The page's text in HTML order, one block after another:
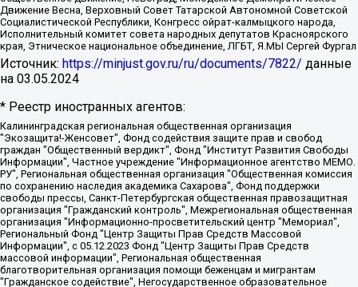
Движение Весна, Верховный Совет Татарской Автономной Советской
Социалистической Республики, Конгресс ойрат-калмыцкого народа,
Исполнительный комитет совета народных депутатов Красноярского
края, Этническое национальное объединение, ЛГБТ, Я.МЫ Сергей Фургал
Источник: https://minjust.gov.ru/ru/documents/7822/ данные
на 03.05.2024
* Реестр иностранных агентов:
Калининградская региональная общественная организация "Экозащита!-Женсовет", Фонд содействия защите прав и свобод граждан "Общественный вердикт", Фонд "Институт Развития Свободы Информации", Частное учреждение "Информационное агентство МЕМО. РУ", Региональная общественная организация "Общественная комиссия по сохранению наследия академика Сахарова", Фонд поддержки свободы прессы, Санкт-Петербургская общественная правозащитная организация "Гражданский контроль", Межрегиональная общественная организация "Информационно-просветительский центр "Мемориал", Региональный Фонд "Центр Защиты Прав Средств Массовой Информации", с 05.12.2023 Фонд "Центр Защиты Прав Средств массовой информации", Региональная общественная благотворительная организация помощи беженцам и мигрантам "Гражданское содействие", Негосударственное образовательное учреждение дополнительного профессионального образования (повышение квалификации) специалистов "АКАДЕМИЯ ПО ПРАВАМ ЧЕЛОВЕКА", Свердловская региональная общественная организация "Сутяжник", Автономная некоммерческая организация "Центр независимых социологических исследований", Союз общественных объединений "Российский исследовательский центр по правам человека", Региональное общественное учреждение научно-информационный центр "МЕМОРИАЛ", Некоммерческая организация "Фонд защиты гласности", Автономная некоммерческая организация "Институт прав человека", Городская общественная организация "Екатеринбургское общество "МЕМОРИАЛ", Городская общественная организация "Рязанское историко-просветительское и правозащитное общество "Мемориал" (Рязанский Мемориал), Челябинский региональный орган общественной самодеятельности – женское общественное объединение "Женщины Евразии", Челябинский региональный орган общественной самодеятельности "Уральская правозащитная группа", Фонд содействия защите здоровья и социальной справедливости имени Андрея Рылькова, Автономная Некоммерческая Организация "Аналитический Центр Юрия Левады", Автономная некоммерческая организация социальной поддержки населения "Проект Апрель", Региональная общественная организация помощи женщинам и детям, находящимся в кризисной ситуации "Информационно-методический центр "Анна", Фонд содействия развитию массовых коммуникаций и правовому просвещению "Так-так-Так", Фонд содействия устойчивому развитию "Серебряная тайга", Свердловский региональный общественный фонд социальных проектов "Новое время", "Idel.Реалии", Кавказ.Реалии, Крым.Реалии, Телеканал Настоящее Время, Татаро-башкирская служба Радио Свобода (Azatliq Radiosi), Радио Свободная Европа/Радио Свобода (PCE/PC), "Сибирь.Реалии", "Фактограф", Благотворительный фонд помощи осужденным и их семьям, Автономная некоммерческая организация "Институт глобализации и социальных движений", Фонд "В защиту прав заключенных", Частное учреждение "Центр поддержки и содействия развитию средств массовой информации", Пензенский региональный общественный благотворительный фонд "Гражданский союз", "Север.Реалии", Некоммерческая организация Фонд "Правовая инициатива", Общество с ограниченной ответственностью "Радио Свободная Европа/Радио Свобода", Чешское информационное агентство "MEDIUM-ORIENT", Красноярская региональная общественная организация "Мы против СПИДа", Камалягин Денис Николаевич, Маркелов Сергей Евгеньевич, Пономарев Лев Александрович, Савицкая Людмила Алексеевна, Автономная некоммерческая организация "Центр по работе с проблемой насилия "НАСИЛИЮ.НЕТ", Межрегиональный профессиональный союз работников здравоохранения "Альянс врачей", Юридическое лицо, зарегистрированное в Латвийской Республике, SIA "Medusa Project" (регистрационный номер 40103797863, дата регистрации 10.06.2014), Некоммерческая организация "Фонд по борьбе с коррупцией", Автономная некоммерческая организация "Институт права и публичной политики", Баданин Роман Сергеевич, Гликин Максим Александрович, Железнова Мария Михайловна, Лукьянова Юлия Сергеевна, Маетная Елизавета Витальевна, Маняхин Петр Борисович, Чуракова Ольга Владимировна, Ярош Юлия Петровна, Юридическое лицо "The Insider SIA", зарегистрированное в Риге, Латвийская Республика (дата регистрации 26.06.2015), являющееся администратором доменного имени интернет-издания "The Insider SIA", https://theins.ru, Постернак Алексей Евгеньевич, Рубин Михаил Аркадьевич, Анин Роман Александрович, Юридическое лицо Istories fonds, зарегистрированное в Латвийской Республике (регистрационный номер 50008295751, дата регистрации 24.02.2020), Великовский Дмитрий Александрович, Долинина Ирина Николаевна, Мароховская Алеся Алексеевна, Шлейнов Роман Юрьевич, Шмагун Олеся Валентиновна, Общество с ограниченной ответственностью "Альтаир 2021", Общество с ограниченной ответственностью "Вега 2021", Общество с ограниченной ответственностью "Главный редактор 2021", Общество с ограниченной ответственностью "Ромашки монолит", Важенков Артем Валерьевич, Ивановская областная общественная организация "Центр гендерных исследований", Гурман Юрий Альбертович, Медиапроект "ОВД-Инфо", Егоров Владимир Владимирович, Жилинский Владимир Александрович, Общество с ограниченной ответственностью "ЗП", Иванова София Юрьевна, Карезина Инна Павловна, Кильтау Екатерина Викторовна, Петров Алексей Викторович, Пискунов Сергей Евгеньевич, Смирнов Сергей Сергеевич, Тихонов Михаил Сергеевич, Общество с ограниченной ответственностью "ЖУРНАЛИСТ-ИНОСТРАННЫЙ АГЕНТ", Арапова Галина Юрьевна, Вольтская Татьяна Анатольевна, Американская компания "Mason G.E.S. Anonymous Foundation" (США), являющаяся владельцем интернет-издания https://mnews.world/, Компания "Stichting Bellingcat", зарегистрированная в Нидерландах (дата регистрации 11.07.2018), Захаров Андрей Вячеславович, Клепиковская Екатерина Дмитриевна, Общество с ограниченной ответственностью "МЕМО", Перл Роман Александрович, Симонов Евгений Алексеевич, Соловьева Елена Анатольевна, Сотников Даниил Владимирович, Сурначева Елизавета Дмитриевна, Автономная некоммерческая организация по защите прав человека и информированию населения "Якутия – Наше Мнение", Общество с ограниченной ответственностью "Москоу диджитал медиа", с 26.01.2023 Общество с ограниченной ответственностью "Чайка Белые сады", Ветошкина Валерия Валерьевна, Заговора Максим Александрович, Межрегиональное общественное движение "Российская ЛГБТ - сеть", Оленичев Максим Владимирович, Павлов Иван Юрьевич, Скворцова Елена Сергеевна, Общество с ограниченной ответственностью "Как бы инагент", Кочетков Игорь Викторович, Общество с ограниченной ответственностью "Честные выборы", Еланчик Олег Александрович, Общество с ограниченной ответственностью "Нобелевский призыв", Гималова Регина Эмилевна, Григорьев Андрей Валерьевич, Григорьева Алина Александровна, Ассоциация по содействию защите прав призывников, альтернативнослужащих и военнослужащих "Правозащитная группа "Гражданин.Армия.Право", Хисамова Регина Фаритовна, Автономная некоммерческая организация по реализации социально-правовых программ "Лилит", Дальневосточное общественное движение "Маяк", Санкт-Петербургская ЛГБТ-инициативная группа "Выход", Инициативная группа ЛГБТ+ "Реверс", Алексеев Андрей Викторович, Бекбулатова Таисия Львовна, Беляев Иван Михайлович, Владыкина Елена Сергеевна, Гельман Марат Александрович, Никульшина Вероника Юрьевна, Толоконникова Надежда Андреевна, Шендерович Виктор Анатольевич, Общество с ограниченной ответственностью "Данное сообщение", Общество с ограниченной ответственностью Издательский дом "Новая глава", Айнбиндер Александра Александровна, Московский комьюнити-центр для ЛГБТ+инициатив, Благотворительный фонд развития филантропии, Deutsche Welle (Германия, Kurt-Schumacher-Strasse 3, 53113 Bonn), Борзунова Мария Михайловна, Воробьев Виктор Викторович, Голубева Анна Львовна, Константинова Алла Михайловна, Малкова Ирина Владимировна, Мурадов Мурад Абдулгалимович, Осетинская Елизавета Николаевна, Понасенков Евгений Николаевич, Ганапольский Матвей Юрьевич, Киселев Евгений Алексеевич, Борухович Ирина Григорьевна, Дремин Иван Тимофеевич, Дубровский Дмитрий Викторович, Красноярская региональная общественная организация поддержки и развития альтернативных образовательных технологий и межкультурных коммуникаций "ИНТЕРРА", Маяковская Екатерина Алексеевна, Фейгин Марк Захарович, Филимонов Андрей Викторович, Дзугкоева Регина Николаевна, Доброхотов Роман Александрович, Дудь Юрий Александрович, Елкин Сергей Владимирович, Кругликов Кирилл Игоревич, Сабунаева Мария Леонидовна, Семенов Алексей Владимирович, Шаинян Карен Багратович, Шульман Екатерина Михайловна, Асафьев Артур Валерьевич, Вахштайн Виктор Семенович, Венедиктов Алексей Алексеевич, Лушникова Екатерина Евгеньевна, Волков Леонид Михайлович, Невзоров Александр Глебович, Пархоменко Сергей Борисович, Сироткин Ярослав Николаевич, Кара-Мурза Владимир Владимирович, Баранова Наталья Владимировна, Гозман Леонид Яковлевич, Кагарлицкий Борис Юльевич, Климарев Михаил Валерьевич, Милов Владимир Станиславович, Автономная некоммерческая организация Краснодарский центр современного искусства "Типография", Моргенштерн Алишер Тагирович, Соболь Любовь Эдуардовна, Общество с ограниченной ответственностью "ЛИЗА НОРМ", Каспаров Гарри Кимович, Ходорковский Михаил Борисович, Общество с ограниченной ответственностью "Апрельские тезисы", Данилович Ирина Брониславовна, Кашин Олег Владимирович, Петров Николай Владимирович, Пивоваров Алексей Владимирович, Соколов Михаил Владимирович, Цветкова Юлия Владимировна, Чичваркин Евгений Александрович, Комитет против пыток/Команда против пыток, Общество с ограниченной ответственностью "Первый научный", Общество с ограниченной ответственностью "Вертолет и ко", Белоцерковская Вероника Борисовна, Кац Максим Евгеньевич, Лазарева Татьяна Юрьевна, Шаведдинов Руслан Табризович, Яшин Илья Валерьевич, Общество с ограниченной ответственностью "Иноагент ААВ", Алешковский Дмитрий Петрович, Альбац Евгения Марковна, Быков Дмитрий Львович, Галямина Юлия Евгеньевна, Лойко Сергей Леонидович, Мартынов Кирилл Константинович, Медведев Сергей Александрович, Крашенинников Федор Геннадиевич, Гордеева Катерина Вл